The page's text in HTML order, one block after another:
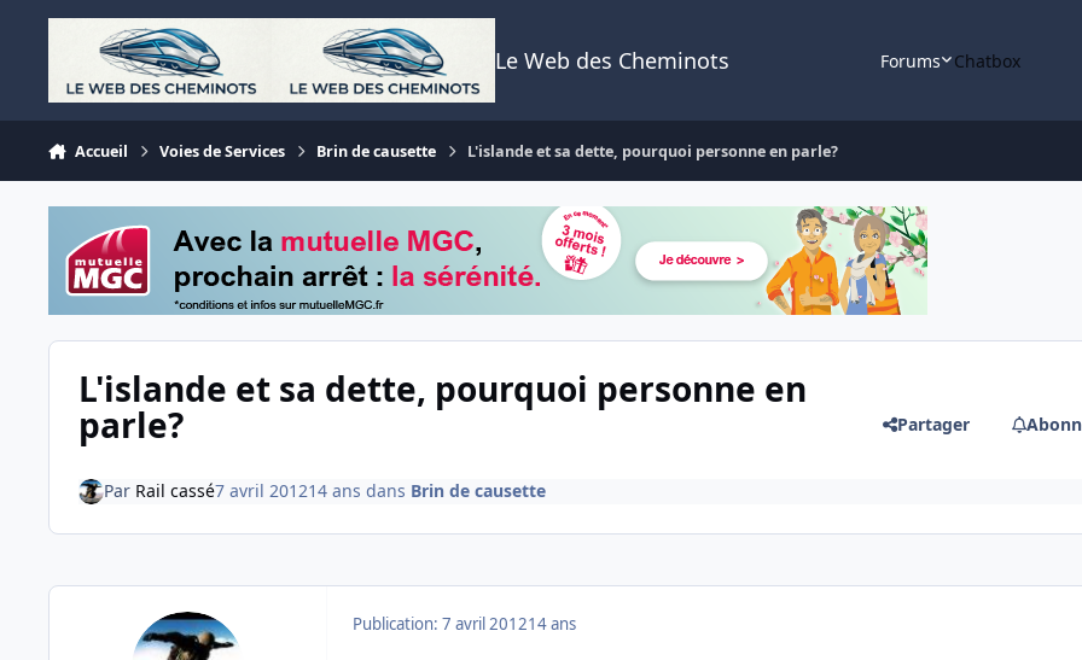
Aller au contenu
Le Web des Cheminots Forums Chatbox
Accueil Voies de Services Brin de causette L'islande et sa dette, pourquoi personne en parle?
L'islande et sa dette, pourquoi personne en
parle? Partager
Par Rail cassé7 avril 201214 ans dans Brin de causette
Publication: 7 avril 201214 ans